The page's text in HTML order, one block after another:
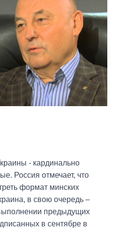
- кардинально
Россия отмечает, что
формат минских
в свою очередь –
предыдущих
в сентябре в